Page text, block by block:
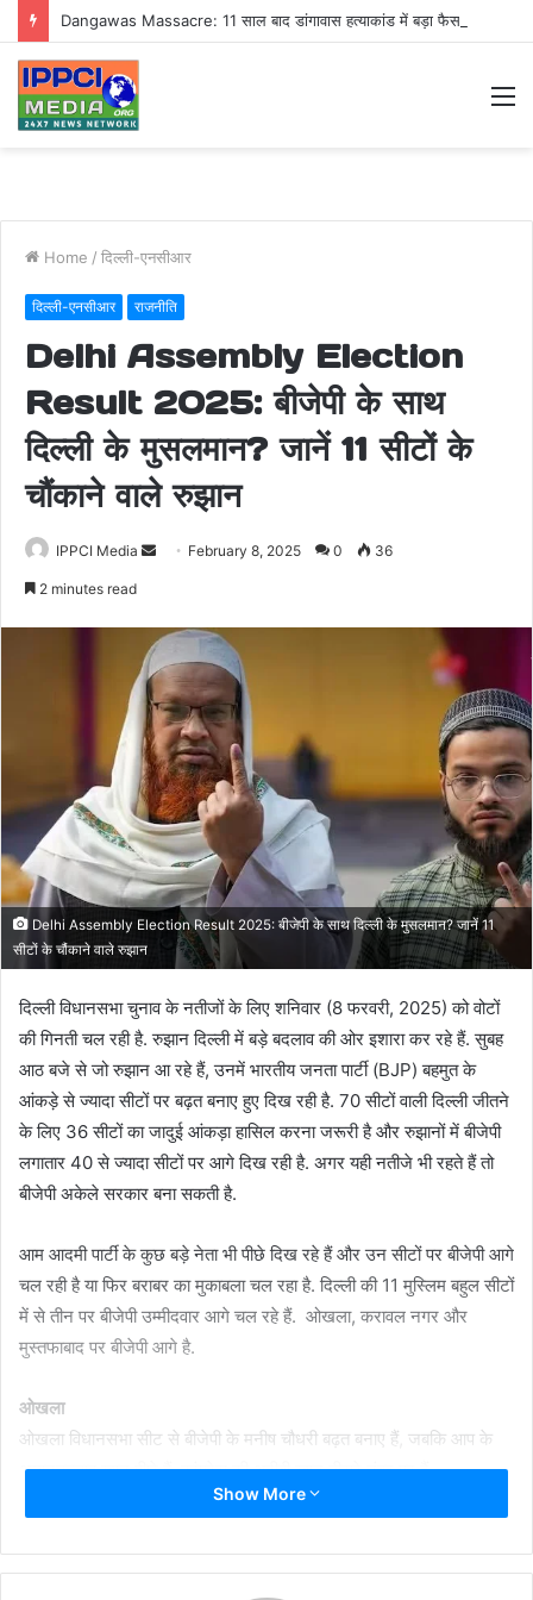
Home / दिल्ली-एनसीआर
दिल्ली-एनसीआर राजनीति
Delhi Assembly Election
Result 2025: बीजेपी के साथ
दिल्ली के मुसलमान? जानें 11 सीटों के
चौंकाने वाले रुझान
IPPCI Media
Send February 8, 2025 0 36
2 minutes read
Delhi Assembly Election Result 2025: बीजेपी के साथ दिल्ली के मुसलमान? जानें 11
सीटों के चौंकाने वाले रुझान
दिल्ली विधानसभा चुनाव के नतीजों के लिए शनिवार (8 फरवरी, 2025) को वोटों
की गिनती चल रही है. रुझान दिल्ली में बड़े बदलाव की ओर इशारा कर रहे हैं. सुबह
आठ बजे से जो रुझान आ रहे हैं, उनमें भारतीय जनता पार्टी (BJP) बहमुत के
आंकड़े से ज्यादा सीटों पर बढ़त बनाए हुए दिख रही है. 70 सीटों वाली दिल्ली जीतने
के लिए 36 सीटों का जादुई आंकड़ा हासिल करना जरूरी है और रुझानों में बीजेपी
लगातार 40 से ज्यादा सीटों पर आगे दिख रही है. अगर यही नतीजे भी रहते हैं तो
बीजेपी अकेले सरकार बना सकती है.
आम आदमी पार्टी के कुछ बड़े नेता भी पीछे दिख रहे हैं और उन सीटों पर बीजेपी आगे
चल रही है या फिर बराबर का मुकाबला चल रहा है. दिल्ली की 11 मुस्लिम बहुल सीटों
में से तीन पर बीजेपी उम्मीदवार आगे चल रहे हैं. ओखला, करावल नगर और
मुस्तफाबाद पर बीजेपी आगे है.
ओखला
ओखला विधानसभा सीट से बीजेपी के मनीष चौधरी बढ़त बनाए हैं, जबकि आप के
अमानतुल्लाह खान पीछे हैं. कांग्रेस की अरीबी खान तीसरे नंबर पर हैं.
मुस्तफाबाद विधानसभा सीट पर बीजेपी के मोहन सिंह बिष्ट आगे चल रहे हैं, जबकि
Show More